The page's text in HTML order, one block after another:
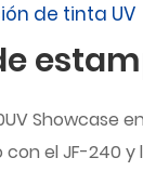
de tinta UV
Showcase
el JF-240